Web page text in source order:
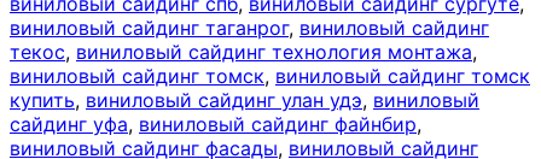
виниловый сайдинг таганрог, виниловый сайдинг
текос, виниловый сайдинг технология монтажа,
виниловый сайдинг томск, виниловый сайдинг томск
купить, виниловый сайдинг улан удэ, виниловый
сайдинг уфа, виниловый сайдинг файнбир,
виниловый сайдинг фасады, виниловый сайдинг